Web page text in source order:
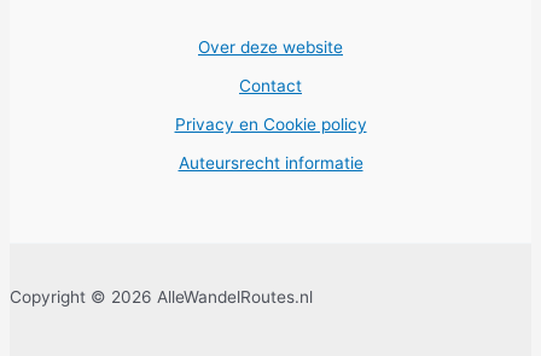
Over deze website
Contact
Privacy en Cookie policy
Auteursrecht informatie
Copyright © 2026 AlleWandelRoutes.nl